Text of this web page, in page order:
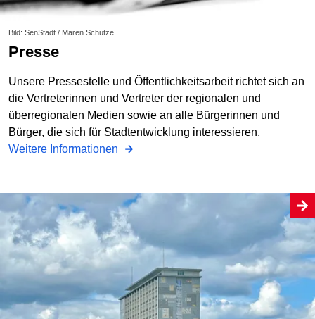
Bild: SenStadt / Maren Schütze
Presse
Unsere Pressestelle und Öffentlichkeitsarbeit richtet sich an
die Vertreterinnen und Vertreter der regionalen und
überregionalen Medien sowie an alle Bürgerinnen und
Bürger, die sich für Stadtentwicklung interessieren.
Weitere Informationen